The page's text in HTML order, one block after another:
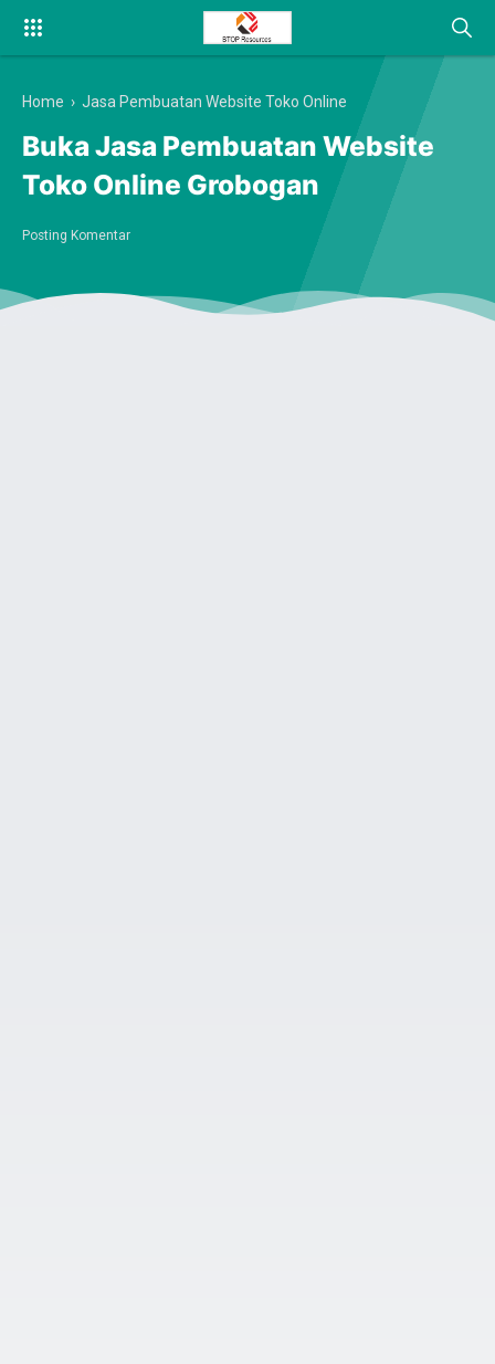
Home › Jasa Pembuatan Website Toko Online
Buka Jasa Pembuatan Website
Toko Online Grobogan
Posting Komentar